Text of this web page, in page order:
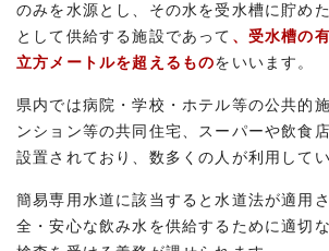
のみを水源とし、その水を受水槽に貯め
として供給する施設であって 、受水槽の
立方メートルを超えるものをいいます。
県内では病院・学校・ホテル等の公共的
ンション等の共同住宅、スーパーや飲食
設置されており、数多くの人が利用してい
簡易専用水道に該当すると水道法が適用
全・安心な飲み水を供給するために適切